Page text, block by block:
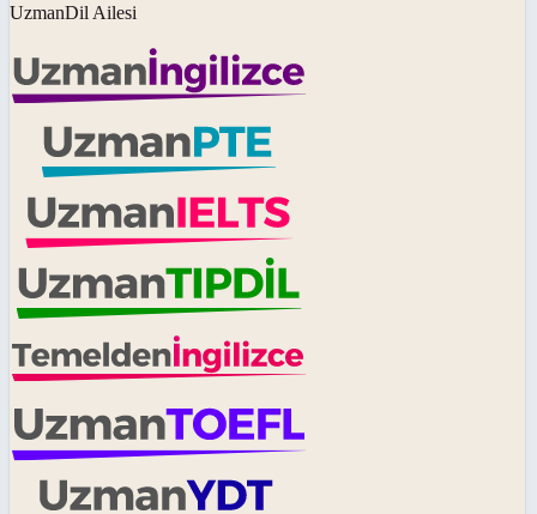
UzmanDil Ailesi